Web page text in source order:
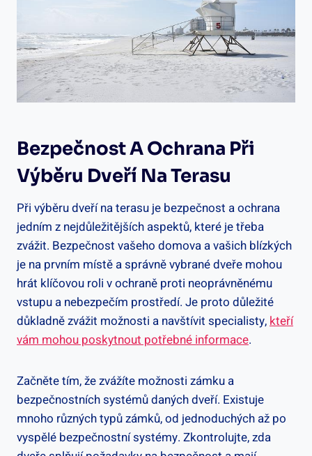
Bezpečnost A Ochrana Při
Výběru Dveří Na Terasu
Při výběru dveří na terasu je bezpečnost a ochrana
jedním z nejdůležitějších aspektů, které je třeba
zvážit. Bezpečnost vašeho domova a vašich blízkých
je na prvním místě a správně vybrané dveře mohou
hrát klíčovou roli v ochraně proti neoprávněnému
vstupu a nebezpečím prostředí. Je proto důležité
důkladně zvážit možnosti a navštívit specialisty,kteří
vám mohou poskytnout potřebné informace.
Začněte tím, že zvážíte možnosti zámku a
bezpečnostních systémů daných dveří. Existuje
mnoho různých typů zámků, od jednoduchých až po
vyspělé bezpečnostní systémy. Zkontrolujte, zda